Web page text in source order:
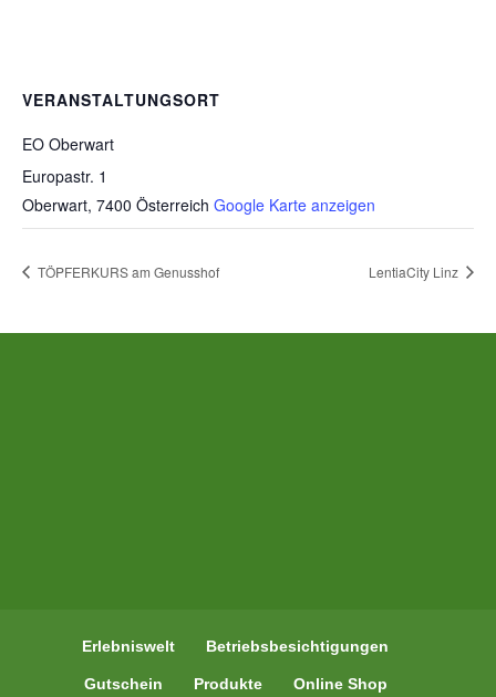
VERANSTALTUNGSORT
EO Oberwart
Europastr. 1
Oberwart, 7400 Österreich Google Karte anzeigen
TÖPFERKURS am Genusshof LentiaCity Linz
Erlebniswelt Betriebsbesichtigungen
Gutschein Produkte Online Shop